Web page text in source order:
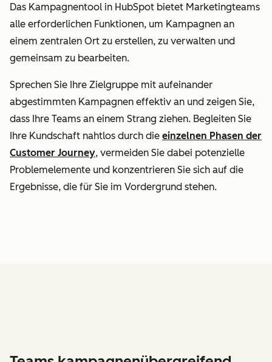
Das Kampagnentool in HubSpot bietet Marketingteams
alle erforderlichen Funktionen, um Kampagnen an
einem zentralen Ort zu erstellen, zu verwalten und
gemeinsam zu bearbeiten.
Sprechen Sie Ihre Zielgruppe mit aufeinander
abgestimmten Kampagnen effektiv an und zeigen Sie,
dass Ihre Teams an einem Strang ziehen. Begleiten Sie
Ihre Kundschaft nahtlos durch die einzelnen Phasen der
Customer Journey, vermeiden Sie dabei potenzielle
Problemelemente und konzentrieren Sie sich auf die
Ergebnisse, die für Sie im Vordergrund stehen.